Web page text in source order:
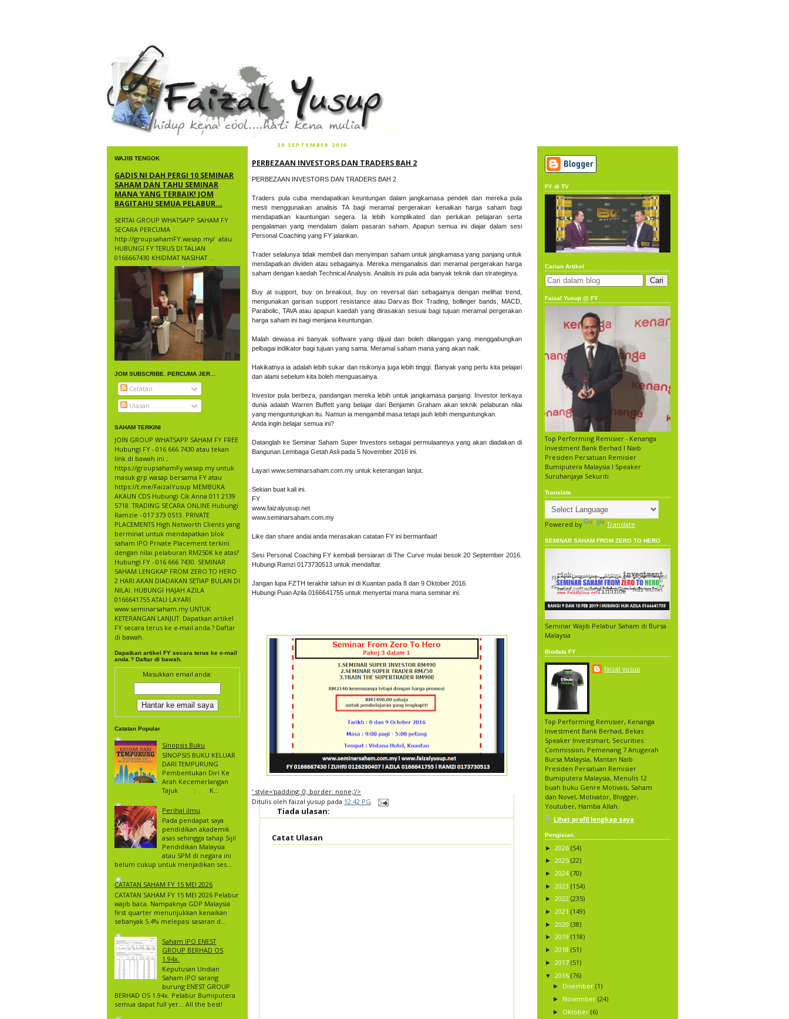
faizal yusup
WAJIB TENGOK
GADIS NI DAH PERGI 10 SEMINAR
SAHAM DAN TAHU SEMINAR
MANA YANG TERBAIK! JOM
BAGITAHU SEMUA PELABUR...
SERTAI GROUP WHATSAPP SAHAM FY
SECARA PERCUMA
http://groupsahamFY.wasap.my/ ​ atau
HUBUNGI FY TERUS DI TALIAN
0166667430 KHIDMAT NASIHAT ...
JOM SUBSCRIBE. PERCUMA JER...
Catatan
Ulasan
SAHAM TERKINI
JOIN GROUP WHATSAPP SAHAM FY FREE
Hubungi FY - 016 666 7430 atau tekan
link di bawah ini ;
https://groupsahamFy.wasap.my untuk
masuk grp wasap bersama FY atau
https://t.me/FaizalYusup MEMBUKA
AKAUN CDS Hubungi Cik Anna 011 2139
5718. TRADING SECARA ONLINE Hubungi
Ramzie - 017 373 0513. PRIVATE
PLACEMENTS High Networth Clients yang
berminat untuk mendapatkan blok
saham IPO Private Placement terkini
dengan nilai pelaburan RM250K ke atas?
Hubungi FY - 016 666 7430. SEMINAR
SAHAM LENGKAP FROM ZERO TO HERO
2 HARI AKAN DIADAKAN SETIAP BULAN DI
NILAI. HUBUNGI HAJAH AZILA
0166641755 ATAU LAYARI
www.seminarsaham.my UNTUK
KETERANGAN LANJUT. Dapatkan artikel
FY secara terus ke e-mail anda.? Daftar
di bawah.
Dapatkan artikel FY secara terus ke e-mail
anda.? Daftar di bawah.
Masukkan email anda:
Catatan Popular
Sinopsis Buku
SINOPSIS BUKU KELUAR
DARI TEMPURUNG
Pembentukan Diri Ke
Arah Kecemerlangan
Tajuk : K...
Perihal ilmu
Pada pendapat saya
pendidikan akademik
asas sehingga tahap Sijil
Pendidikan Malaysia
atau SPM di negara ini
belum cukup untuk menjadikan ses...
CATATAN SAHAM FY 15 MEI 2026
CATATAN SAHAM FY 15 MEI 2026 Pelabur
wajib baca. Nampaknya GDP Malaysia
first quarter menunjukkan kenaikan
sebanyak 5.4% melepasi sasaran d...
Saham IPO ENEST
GROUP BERHAD OS
1.94x.
Keputusan Undian
Saham IPO sarang
burung ENEST GROUP
BERHAD OS 1.94x. Pelabur Bumiputera
semua dapat full yer… All the best!
20 SEPTEMBER 2016
PERBEZAAN INVESTORS DAN TRADERS BAH 2
PERBEZAAN INVESTORS DAN TRADERS BAH 2
Traders pula cuba mendapatkan keuntungan dalam jangkamasa pendek dan mereka pula
mesti menggunakan analisis TA bagi meramal pergerakan kenaikan harga saham bagi
mendapatkan kauntungan segera. Ia lebih komplikated dan perlukan pelajaran serta
pengalaman yang mendalam dalam pasaran saham. Apapun semua ini diajar dalam sesi
Personal Coaching yang FY jalankan.
Trader selalunya tidak membeli dan menyimpan saham untuk jangkamasa yang panjang untuk
mendapatkan dividen atau sebagainya. Mereka menganalisis dan meramal pergerakan harga
saham dengan kaedah Technical Analysis. Analisis ini pula ada banyak teknik dan strateginya.
Buy at support, buy on breakout, buy on reversal dan sebagainya dengan melihat trend,
mengunakan garisan support resistance atau Darvas Box Trading, bollinger bands, MACD,
Parabolic, TAVA atau apapun kaedah yang dirasakan sesuai bagi tujuan meramal pergerakan
harga saham ini bagi menjana keuntungan.
Malah dewasa ini banyak software yang dijual dan boleh dilanggan yang menggabungkan
pelbagai indikator bagi tujuan yang sama. Meramal saham mana yang akan naik.
Hakikatnya ia adalah lebih sukar dan risikonya juga lebih tinggi. Banyak yang perlu kita pelajari
dan alami sebelum kita boleh menguasainya.
Investor pula berbeza, pandangan mereka lebih untuk jangkamasa panjang. Investor terkaya
dunia adalah Warren Buffett yang belajar dari Benjamin Graham akan teknik pelaburan nilai
yang menguntungkan itu. Namun ia mengambil masa tetapi jauh lebih menguntungkan.
Anda ingin belajar semua ini?
Datanglah ke Seminar Saham Super Investors sebagai permulaannya yang akan diadakan di
Bangunan Lembaga Getah Asli pada 5 November 2016 ini.
Layari www.seminarsaham.com.my untuk keterangan lanjut.
Sekian buat kali ini.
FY
www.faizalyusup.net
www.seminarsaham.com.my
Like dan share andai anda merasakan catatan FY ini bermanfaat!
Sesi Personal Coaching FY kembali bersiaran di The Curve mulai besok 20 September 2016.
Hubungi Ramzi 0173730513 untuk mendaftar.
Jangan lupa FZTH terakhir tahun ini di Kuantan pada 8 dan 9 Oktober 2016.
Hubungi Puan Azila 0166641755 untuk menyertai mana mana seminar ini.
' style='padding: 0; border: none;'/>
Ditulis oleh faizal yusup pada 12:42 PG
Tiada ulasan:
Catat Ulasan
FY di TV
Carian Artikel
Faizal Yusup @ FY
Top Performing Remisier - Kenanga
Investment Bank Berhad l Naib
Presiden Persatuan Remisier
Bumiputera Malaysia l Speaker
Suruhanjaya Sekuriti
Translate
Powered by Translate
SEMINAR SAHAM FROM ZERO TO HERO
Seminar Wajib Pelabur Saham di Bursa
Malaysia
Biodata FY
faizal yusup
Top Performing Remisier, Kenanga
Investment Bank Berhad, Bekas
Speaker Investsmart, Securities
Commission, Pemenang 7 Anugerah
Bursa Malaysia, Mantan Naib
Presiden Persatuan Remisier
Bumiputera Malaysia, Menulis 12
buah buku Genre Motivasi, Saham
dan Novel, Motivator, Blogger,
Youtuber, Hamba Allah.
Lihat profil lengkap saya
Pengisian
► 2026 (54)
► 2025 (22)
► 2024 (70)
► 2023 (154)
► 2022 (235)
► 2021 (149)
► 2020 (38)
► 2019 (118)
► 2018 (51)
► 2017 (51)
▼ 2016 (76)
► Disember (1)
► November (24)
► Oktober (6)